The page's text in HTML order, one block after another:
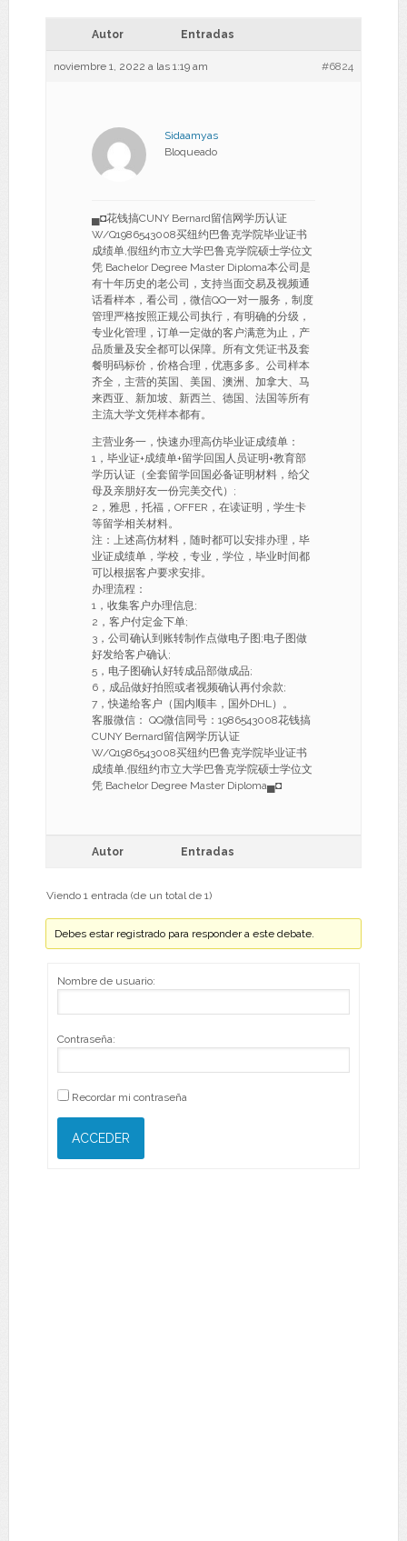
Autor Entradas
noviembre 1, 2022 a las 1:19 am #6824
Sidaamyas
Bloqueado
▄◘花钱搞CUNY Bernard留信网学历认证
W/Q1986543008买纽约巴鲁克学院毕业证书
成绩单,假纽约市立大学巴鲁克学院硕士学位文
凭 Bachelor Degree Master Diploma本公司是
有十年历史的老公司，支持当面交易及视频通
话看样本，看公司，微信QQ一对一服务，制度
管理严格按照正规公司执行，有明确的分级，
专业化管理，订单一定做的客户满意为止，产
品质量及安全都可以保障。所有文凭证书及套
餐明码标价，价格合理，优惠多多。公司样本
齐全，主营的英国、美国、澳洲、加拿大、马
来西亚、新加坡、新西兰、德国、法国等所有
主流大学文凭样本都有。
主营业务一，快速办理高仿毕业证成绩单：
1，毕业证+成绩单+留学回国人员证明+教育部
学历认证（全套留学回国必备证明材料，给父
母及亲朋好友一份完美交代）;
2，雅思，托福，OFFER，在读证明，学生卡
等留学相关材料。
注：上述高仿材料，随时都可以安排办理，毕
业证成绩单，学校，专业，学位，毕业时间都
可以根据客户要求安排。
办理流程：
1，收集客户办理信息;
2，客户付定金下单;
3，公司确认到账转制作点做电子图;电子图做
好发给客户确认;
5，电子图确认好转成品部做成品;
6，成品做好拍照或者视频确认再付余款;
7，快递给客户（国内顺丰，国外DHL）。
客服微信： QQ微信同号：1986543008花钱搞
CUNY Bernard留信网学历认证
W/Q1986543008买纽约巴鲁克学院毕业证书
成绩单,假纽约市立大学巴鲁克学院硕士学位文
凭 Bachelor Degree Master Diploma▄◘
Autor Entradas
Viendo 1 entrada (de un total de 1)
Debes estar registrado para responder a este debate.
Nombre de usuario:
Contraseña:
Recordar mi contraseña
ACCEDER